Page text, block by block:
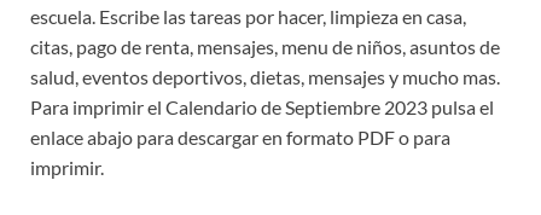
escuela. Escribe las tareas por hacer, limpieza en casa,
citas, pago de renta, mensajes, menu de niños, asuntos de
salud, eventos deportivos, dietas, mensajes y mucho mas.
Para imprimir el Calendario de Septiembre 2023 pulsa el
enlace abajo para descargar en formato PDF o para
imprimir.